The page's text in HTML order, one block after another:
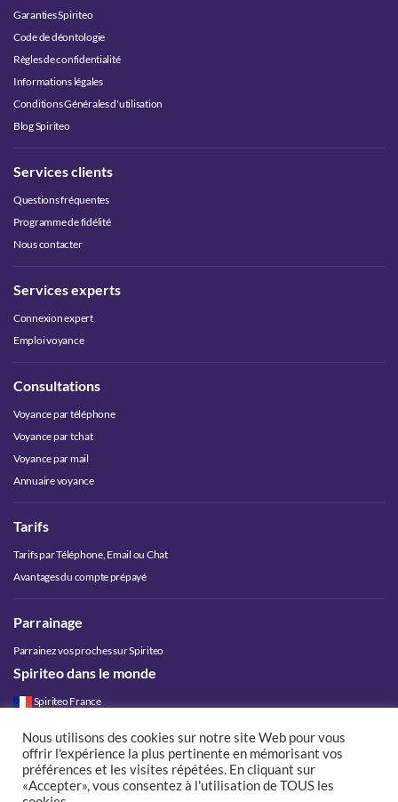
Garanties Spiriteo
Code de déontologie
Règles de confidentialité
Informations légales
Conditions Générales d'utilisation
Blog Spiriteo
Services clients
Questions fréquentes
Programme de fidélité
Nous contacter
Services experts
Connexion expert
Emploi voyance
Consultations
Voyance par téléphone
Voyance par tchat
Voyance par mail
Annuaire voyance
Tarifs
Tarifs par Téléphone, Email ou Chat
Avantages du compte prépayé
Parrainage
Parrainez vos proches sur Spiriteo
Spiriteo dans le monde
Spiriteo France
Spiriteo Luxembourg
Spiriteo Suisse
Spiriteo Canada
Nous utilisons des cookies sur notre site Web pour vous
offrir l'expérience la plus pertinente en mémorisant vos
préférences et les visites répétées. En cliquant sur
«Accepter», vous consentez à l'utilisation de TOUS les